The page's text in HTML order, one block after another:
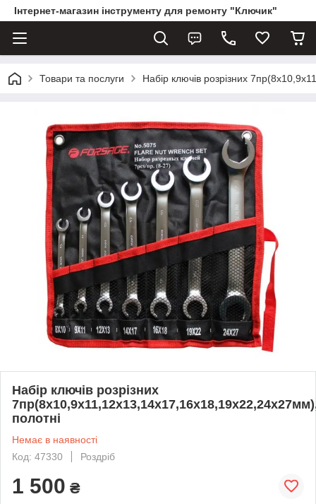
Інтернет-магазин інструменту для ремонту "Ключик"
Товари та послуги Набір ключів розрізних
Набір ключів розрізних
полотні
Немає в наявності
Код: 47330
Роздріб
1 500 ₴